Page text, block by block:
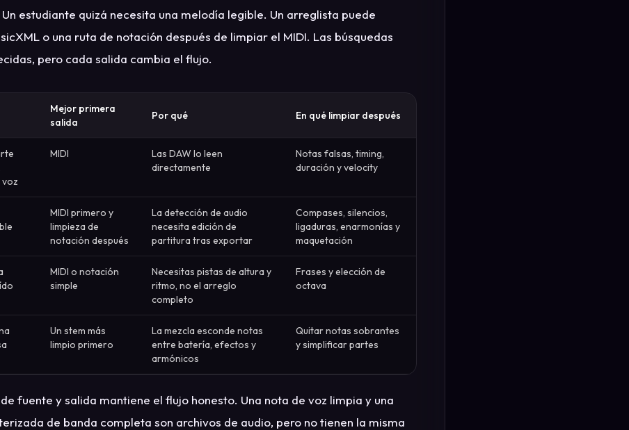
estudiante quizá necesita una melodía legible. Un arreglista puede
o una ruta de notación después de limpiar el MIDI. Las búsquedas
pero cada salida cambia el flujo.
Mejor primera
salida
Por qué En qué limpiar después
MIDI
Las DAW lo leen
directamente
Notas falsas, timing,
duración y velocity
MIDI primero y
limpieza de
notación después
La detección de audio
necesita edición de
partitura tras exportar
Compases, silencios,
ligaduras, enarmonías y
maquetación
MIDI o notación
simple
Necesitas pistas de altura y
ritmo, no el arreglo
completo
Frases y elección de
octava
Un stem más
limpio primero
La mezcla esconde notas
entre batería, efectos y
armónicos
Quitar notas sobrantes
y simplificar partes
fuente y salida mantiene el flujo honesto. Una nota de voz limpia y una
de banda completa son archivos de audio, pero no tienen la misma